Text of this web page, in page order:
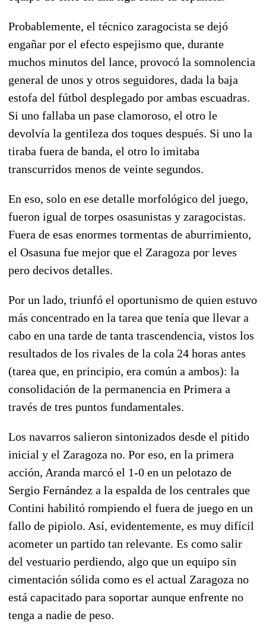
Probablemente, el técnico zaragocista se dejó
engañar por el efecto espejismo que, durante
muchos minutos del lance, provocó la somnolencia
general de unos y otros seguidores, dada la baja
estofa del fútbol desplegado por ambas escuadras.
Si uno fallaba un pase clamoroso, el otro le
devolvía la gentileza dos toques después. Si uno la
tiraba fuera de banda, el otro lo imitaba
transcurridos menos de veinte segundos.
En eso, solo en ese detalle morfológico del juego,
fueron igual de torpes osasunistas y zaragocistas.
Fuera de esas enormes tormentas de aburrimiento,
el Osasuna fue mejor que el Zaragoza por leves
pero decivos detalles.
Por un lado, triunfó el oportunismo de quien estuvo
más concentrado en la tarea que tenía que llevar a
cabo en una tarde de tanta trascendencia, vistos los
resultados de los rivales de la cola 24 horas antes
(tarea que, en principio, era común a ambos): la
consolidación de la permanencia en Primera a
través de tres puntos fundamentales.
Los navarros salieron sintonizados desde el pitido
inicial y el Zaragoza no. Por eso, en la primera
acción, Aranda marcó el 1-0 en un pelotazo de
Sergio Fernández a la espalda de los centrales que
Contini habilitó rompiendo el fuera de juego en un
fallo de pipiolo. Así, evidentemente, es muy difícil
acometer un partido tan relevante. Es como salir
del vestuario perdiendo, algo que un equipo sin
cimentación sólida como es el actual Zaragoza no
está capacitado para soportar aunque enfrente no
tenga a nadie de peso.